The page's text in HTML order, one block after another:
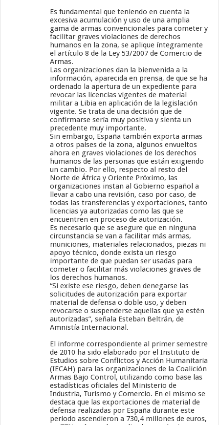
Es fundamental que teniendo en cuenta la
excesiva acumulación y uso de una amplia
gama de armas convencionales para cometer y
facilitar graves violaciones de derechos
humanos en la zona, se aplique íntegramente
el artículo 8 de la Ley 53/2007 de Comercio de
Armas.
Las organizaciones dan la bienvenida a la
información, aparecida en prensa, de que se ha
ordenado la apertura de un expediente para
revocar las licencias vigentes de material
militar a Libia en aplicación de la legislación
vigente. Se trata de una decisión que de
confirmarse sería muy positiva y sienta un
precedente muy importante.
Sin embargo, España también exporta armas
a otros países de la zona, algunos envueltos
ahora en graves violaciones de los derechos
humanos de las personas que están exigiendo
un cambio. Por ello, respecto al resto del
Norte de África y Oriente Próximo, las
organizaciones instan al Gobierno español a
llevar a cabo una revisión, caso por caso, de
todas las transferencias y exportaciones, tanto
licencias ya autorizadas como las que se
encuentren en proceso de autorización.
Es necesario que se asegure que en ninguna
circunstancia se van a facilitar más armas,
municiones, materiales relacionados, piezas ni
apoyo técnico, donde exista un riesgo
importante de que puedan ser usadas para
cometer o facilitar más violaciones graves de
los derechos humanos.
“Si existe ese riesgo, deben denegarse las
solicitudes de autorización para exportar
material de defensa o doble uso, y deben
revocarse o suspenderse aquellas que ya estén
autorizadas”, señala Esteban Beltrán, de
Amnistía Internacional.
El informe correspondiente al primer semestre
de 2010 ha sido elaborado por el Instituto de
Estudios sobre Conflictos y Acción Humanitaria
(IECAH) para las organizaciones de la Coalición
Armas Bajo Control, utilizando como base las
estadísticas oficiales del Ministerio de
Industria, Turismo y Comercio. En el mismo se
destaca que las exportaciones de material de
defensa realizadas por España durante este
periodo ascendieron a 730,4 millones de euros,